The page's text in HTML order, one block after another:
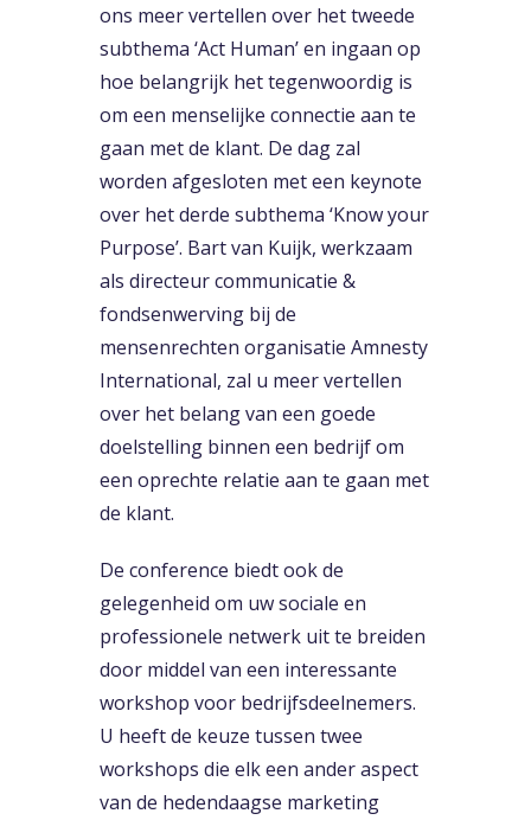
ons meer vertellen over het tweede
subthema ‘Act Human’ en ingaan op
hoe belangrijk het tegenwoordig is
om een menselijke connectie aan te
gaan met de klant. De dag zal
worden afgesloten met een keynote
over het derde subthema ‘Know your
Purpose’. Bart van Kuijk, werkzaam
als directeur communicatie &
fondsenwerving bij de
mensenrechten organisatie Amnesty
International, zal u meer vertellen
over het belang van een goede
doelstelling binnen een bedrijf om
een oprechte relatie aan te gaan met
de klant.
De conference biedt ook de
gelegenheid om uw sociale en
professionele netwerk uit te breiden
door middel van een interessante
workshop voor bedrijfsdeelnemers.
U heeft de keuze tussen twee
workshops die elk een ander aspect
van de hedendaagse marketing